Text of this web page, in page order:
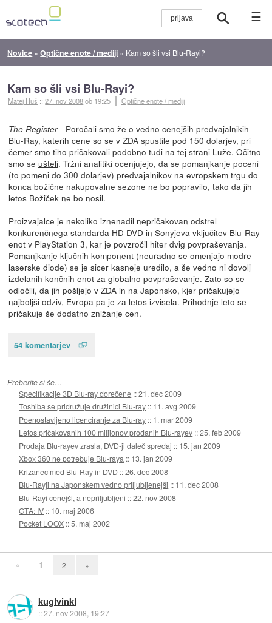
☰
Novice »Optične enote / mediji » Kam so šli vsi Blu-Rayi?
Kam so šli vsi Blu-Rayi?
Matej Huš ::27. nov 2008ob 19:25 Optične enote / mediji
The Register- Poročalismo že o vedno cenejših predvajalnikih
Blu-Ray, katerih cene so se v ZDA spustile pod 150 dolarjev, pri
čemer smo tiho pričakovali podobno tudi na tej strani Luže. Očitno
smo se ušteli. Tržni analitiki ocenjujejo, da se pomanjkanje poceni
(to pomeni do 300 dolarjev) predvajalnikov na evropskem trgu do
konca božične nakupovalne sezone ne bo popravilo, tako da jih
letos Božiček ne bo nosil.
Proizvajalce je nekoliko iznenadil nepričakovan odstrel
konkurenčnega standarda HD DVD in Sonyjeva vključitev Blu-Ray
enot v PlayStation 3, kar je povzročil hiter dvig povpraševanja.
Pomanjkanje ključnih komponent (neuradno se omenjajo modre
laserske diode) se je sicer kasneje uredilo, a še vedno ni dovolj
izdelanih končnih enot za globalno povpraševanje. Zato so se
odločili, da jih pošljejo v ZDA in na Japonsko, kjer pričakujejo
najboljši odziv, Evropa pa je za letos izvisela. Prihodnje leto se
pričakuje še dodatno znižanje cen.
54 komentarjev
Preberite si še…
Specifikacije 3D Blu-ray dorečene ::21. dec 2009
Toshiba se pridružuje družinici Blu-ray :: 11. avg 2009
Poenostavljeno licenciranje za Blu-ray :: 1. mar 2009
Letos pričakovanih 100 milijonov prodanih Blu-rayev ::25. feb 2009
Prodaja Blu-rayev zrasla, DVD-ji daleč spredaj :: 15. jan 2009
Xbox 360 ne potrebuje Blu-raya :: 13. jan 2009
Križanec med Blu-Ray in DVD ::26. dec 2008
Blu-Rayji na Japonskem vedno priljubljenejši :: 11. dec 2008
Blu-Rayi cenejši, a nepriljubljeni ::22. nov 2008
GTA: IV :: 10. maj 2006
Pocket LOOX ::5. maj 2002
« 1 2 »
kuglvinkl
::27. nov 2008, 19:27